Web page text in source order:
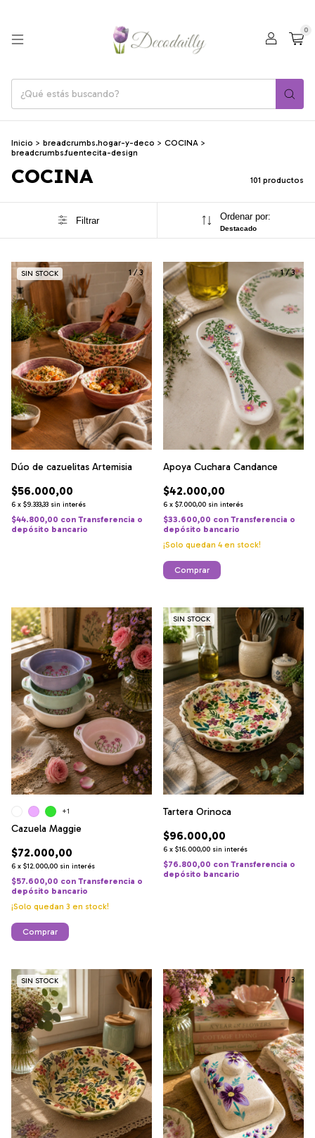
0
Inicio > breadcrumbs.hogar-y-deco > COCINA >
breadcrumbs.fuentecita-design
COCINA 101 productos
Filtrar Ordenar por:
Destacado
1/3
SIN STOCK
Dúo de cazuelitas Artemisia
$56.000,00
6 x $9.333,33 sin interés
$44.800,00 con Transferencia o
depósito bancario
1/3
Apoya Cuchara Candance
$42.000,00
6 x $7.000,00 sin interés
$33.600,00 con Transferencia o
depósito bancario
¡Solo quedan 4en stock!
1/6
Cazuela Maggie
$72.000,00
6 x $12.000,00 sin interés
$57.600,00 con Transferencia o
depósito bancario
¡Solo quedan 3 en stock!
+1
Comprar
1/2
SIN STOCK
Tartera Orinoca
$96.000,00
6 x $16.000,00 sin interés
$76.800,00 con Transferencia o
depósito bancario
1/4
SIN STOCK 1 /3